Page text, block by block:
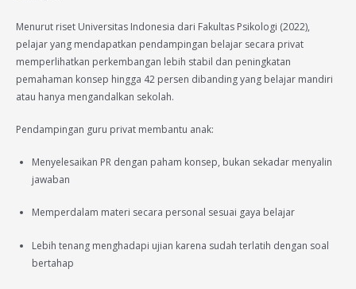
Menurut riset Universitas Indonesia dari Fakultas Psikologi (2022),
pelajar yang mendapatkan pendampingan belajar secara privat
memperlihatkan perkembangan lebih stabil dan peningkatan
pemahaman konsep hingga 42 persen dibanding yang belajar mandiri
atau hanya mengandalkan sekolah.
Pendampingan guru privat membantu anak:
Menyelesaikan PR dengan paham konsep, bukan sekadar menyalin
jawaban
Memperdalam materi secara personal sesuai gaya belajar
Lebih tenang menghadapi ujian karena sudah terlatih dengan soal
bertahap